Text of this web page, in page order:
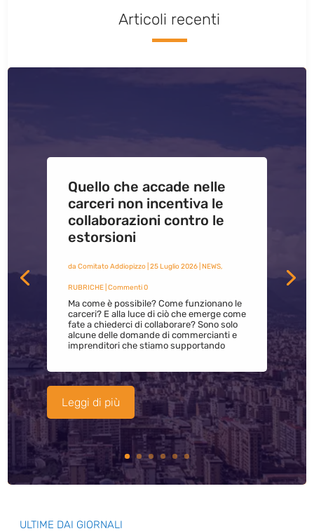
Articoli recenti
Quello che accade nelle
carceri non incentiva le
collaborazioni contro le
estorsioni
da Comitato Addiopizzo| 25 Luglio 2026| NEWS,
RUBRICHE| Commenti 0
Ma come è possibile? Come funzionano le
carceri? E alla luce di ciò che emerge come
fate a chiederci di collaborare? Sono solo
alcune delle domande di commercianti e
imprenditori che stiamo supportando
Leggi di più
ULTIME DAI GIORNALI